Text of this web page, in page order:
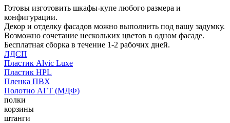
Готовы изготовить шкафы-купе любого размера и
конфигурации.
Декор и отделку фасадов можно выполнить под вашу задумку.
Возможно сочетание нескольких цветов в одном фасаде.
Бесплатная сборка в течение 1-2 рабочих дней.
ЛДСП
Пластик Alvic Luxe
Пластик HPL
Пленка ПВХ
Полотно АГТ (МДФ)
полки
корзины
штанги